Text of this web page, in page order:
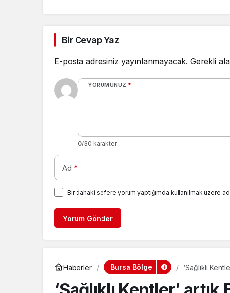
Bir Cevap Yaz
E-posta adresiniz yayınlanmayacak. Gerekli
YORUMUNUZ *
0/30 karakter
Ad *
Bir dahaki sefere yorum yaptığımda kullanılmak üzere
Yorum Gönder
Haberler Bursa Bölge ‘Sağlıklı